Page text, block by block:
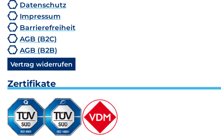
Datenschutz
Impressum
Barrierefreiheit
AGB (B2C)
AGB (B2B)
Vertrag widerrufen
Zertifikate